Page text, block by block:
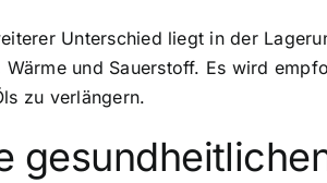
Unterschied liegt in der
Wärme und Sauerstoff. Es wird
zu verlängern.